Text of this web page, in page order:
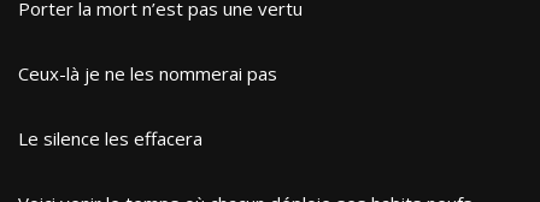
Porter la mort n’est pas une vertu
Ceux-là je ne les nommerai pas
Le silence les effacera